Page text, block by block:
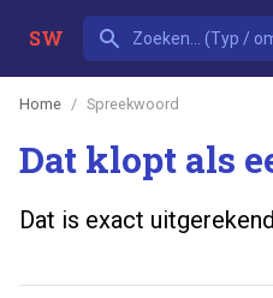
SW
Home Spreekwoord
Dat klopt als
Dat is exact